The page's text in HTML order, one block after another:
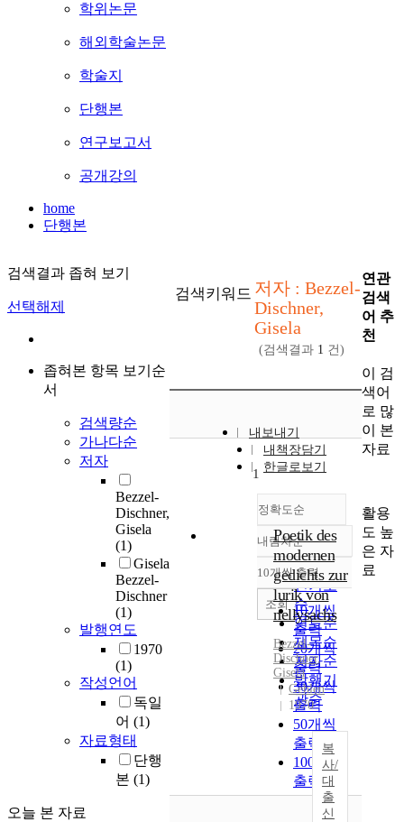
학위논문
해외학술논문
학술지
단행본
연구보고서
공개강의
home
단행본
검색결과 좁혀 보기
선택해제
좁혀본 항목 보기순
서
검색량순
가나다순
저자
Bezzel-
Dischner,
Gisela
(1)
Gisela
Bezzel-
Dischner
(1)
발행연도
1970
(1)
작성언어
독일
어 (1)
자료형태
단행
본 (1)
오늘 본 자료
검색키워드 저자 : Bezzel-
Dischner,
Gisela
(검색결과 1 건)
내보내기
내책장담기
한글로보기
정확도순
정확도
순
인기도
순
연도순
제목순
저자순
발행기
관순
내림차순
내림차순
10개씩 출력
10개씩
출력
20개씩
출력
30개씩
출력
50개씩
출력
100개씩
출력
조회
1
Poetik des
modernen
gedichts zur
lurik von
nellysachs
Bezzel-
Dischner,
Gisela
Gehlen
1970
복
사/
대
출
신
연관
검색
어 추
천
이 검
색어
로 많
이 본
자료
활용
도 높
은 자
료